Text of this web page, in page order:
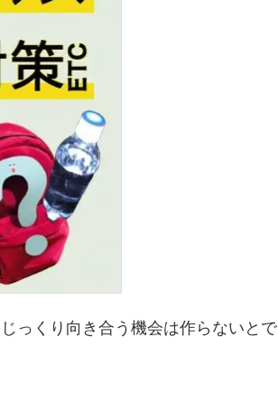
っくり向き合う機会は作らないとで